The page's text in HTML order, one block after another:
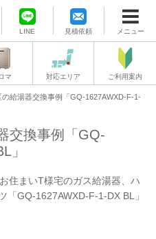
LINE 見積依頼 メニュー
マ 対応エリア ご利用案内
給湯器交換事例「GQ-1627AWXD-F-1-
交換事例「GQ-
」
住まいT様宅のガス給湯器、ハ
「GQ-1627AWXD-F-1-DX BL」